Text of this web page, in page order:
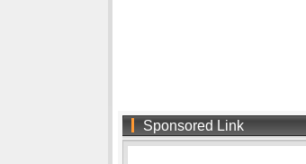
Sponsored Link